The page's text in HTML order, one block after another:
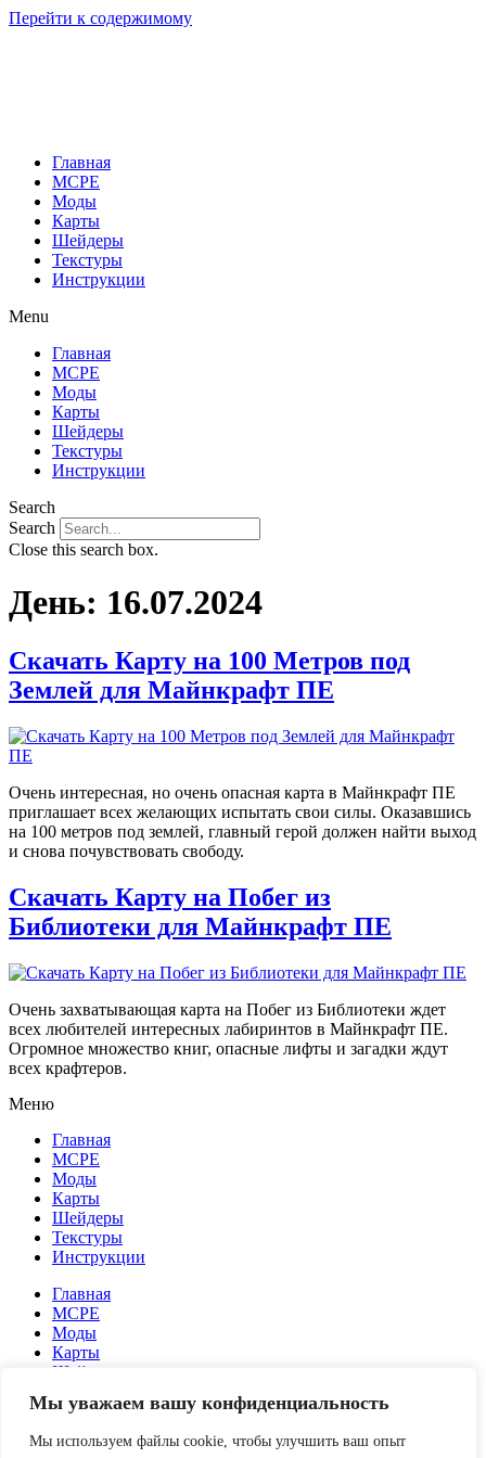
Мы уважаем вашу конфиденциальность
Мы используем файлы cookie, чтобы улучшить ваш опыт
Перейти к содержимому
Главная
MCPE
Моды
Карты
Шейдеры
Текстуры
Инструкции
Menu
Главная
MCPE
Моды
Карты
Шейдеры
Текстуры
Инструкции
Search
Search
Close this search box.
День: 16.07.2024
Скачать Карту на 100 Метров под
Землей для Майнкрафт ПЕ
Очень интересная, но очень опасная карта в Майнкрафт ПЕ
приглашает всех желающих испытать свои силы. Оказавшись
на 100 метров под землей, главный герой должен найти выход
и снова почувствовать свободу.
Скачать Карту на Побег из
Библиотеки для Майнкрафт ПЕ
Очень захватывающая карта на Побег из Библиотеки ждет
всех любителей интересных лабиринтов в Майнкрафт ПЕ.
Огромное множество книг, опасные лифты и загадки ждут
всех крафтеров.
Меню
Главная
MCPE
Моды
Карты
Шейдеры
Текстуры
Инструкции
Главная
MCPE
Моды
Карты
Шейдеры
Инструкции
О сайте